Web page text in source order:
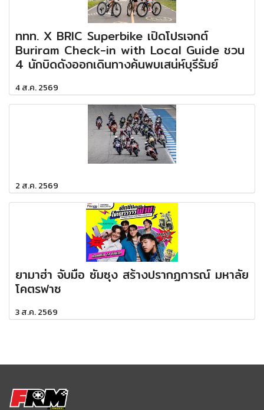
ททท. X BRIC Superbike เปิดโปรเจกต์
Buriram Check-in with Local Guide ชวน
4 นักบิดดังออกเดินทางค้นพบเสน่ห์บุรีรัมย์
4 ส.ค. 2569
2 ส.ค. 2569
ยามาฮ่า จับมือ ซัมซุง สร้างปรากฏการณ์ มหาลัย
โคตรฟาซ
3 ส.ค. 2569